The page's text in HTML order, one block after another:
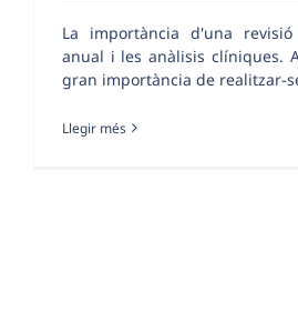
La importància d'una
anual i les anàlisis clíniques.
gran importància de realitzar-
Llegir més